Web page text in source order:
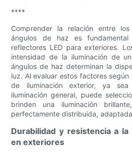
****
Comprender la relación entre
ángulos de haz es
reflectores LED para exteriores.
intensidad de la iluminación de
ángulos de haz determinan la
luz. Al evaluar estos factores
de iluminación exterior, ya
iluminación general, puede
brinden una iluminación
perfectamente distribuida,
Durabilidad y resistencia a
en exteriores